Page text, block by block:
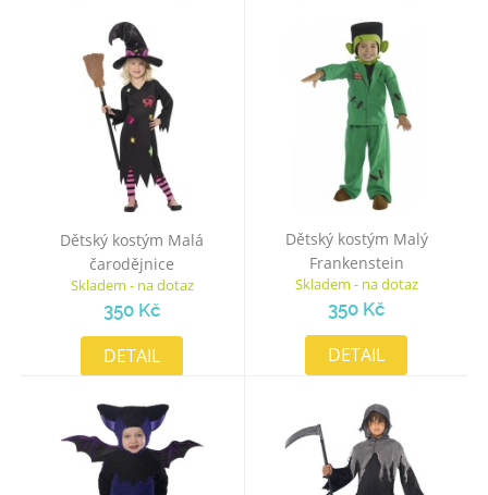
Dětský kostým Malá
čarodějnice
Skladem - na dotaz
350 Kč
DETAIL
Dětský kostým Malý
Frankenstein
Skladem - na dotaz
350 Kč
DETAIL